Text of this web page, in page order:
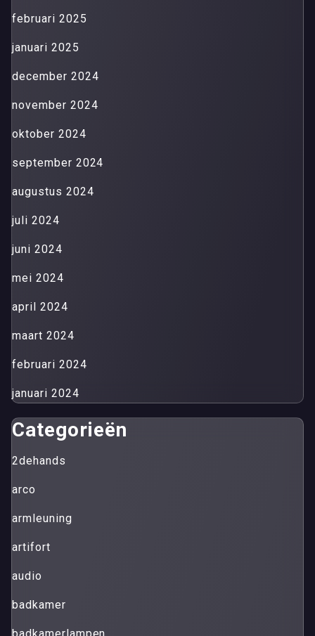
februari 2025
januari 2025
december 2024
november 2024
oktober 2024
september 2024
augustus 2024
juli 2024
juni 2024
mei 2024
april 2024
maart 2024
februari 2024
januari 2024
Categorieën
2dehands
arco
armleuning
artifort
audio
badkamer
badkamerlampen